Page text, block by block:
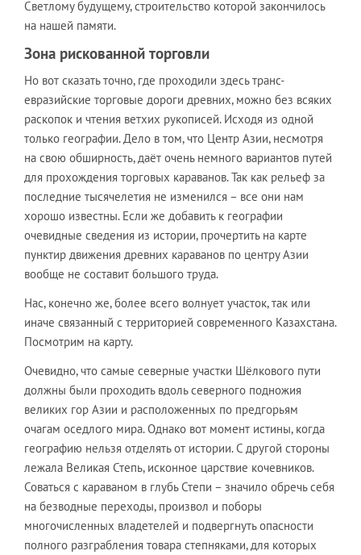
Светлому будущему, строительство которой закончилось
на нашей памяти.
Зона рискованной торговли
Но вот сказать точно, где проходили здесь транс-
евразийские торговые дороги древних, можно без всяких
раскопок и чтения ветхих рукописей. Исходя из одной
только географии. Дело в том, что Центр Азии, несмотря
на свою обширность, даёт очень немного вариантов путей
для прохождения торговых караванов. Так как рельеф за
последние тысячелетия не изменился – все они нам
хорошо известны. Если же добавить к географии
очевидные сведения из истории, прочертить на карте
пунктир движения древних караванов по центру Азии
вообще не составит большого труда.
Нас, конечно же, более всего волнует участок, так или
иначе связанный с территорией современного Казахстана.
Посмотрим на карту.
Очевидно, что самые северные участки Шёлкового пути
должны были проходить вдоль северного подножия
великих гор Азии и расположенных по предгорьям
очагам оседлого мира. Однако вот момент истины, когда
географию нельзя отделять от истории. С другой стороны
лежала Великая Степь, исконное царствие кочевников.
Соваться с караваном в глубь Степи – значило обречь себя
на безводные переходы, произвол и поборы
многочисленных владетелей и подвергнуть опасности
полного разграбления товара степняками, для которых